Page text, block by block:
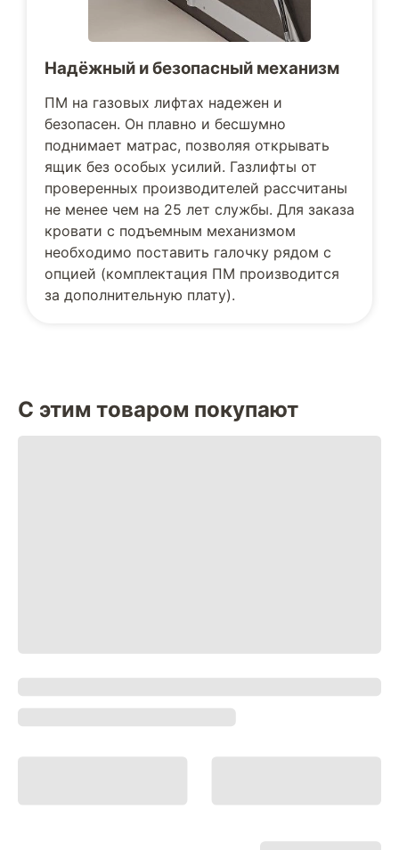
Надёжный и безопасный механизм
ПМ на газовых лифтах надежен и
безопасен. Он плавно и бесшумно
поднимает матрас, позволяя открывать
ящик без особых усилий. Газлифты от
проверенных производителей рассчитаны
не менее чем на 25 лет службы. Для заказа
кровати с подъемным механизмом
необходимо поставить галочку рядом с
опцией (комплектация ПМ производится
за дополнительную плату).
С этим товаром покупают